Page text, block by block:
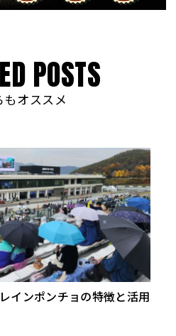
ED POSTS
もオススメ
インポンチョの特徴と活用